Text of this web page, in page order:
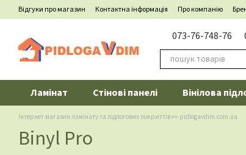
Перейти до основного контенту
Відгуки про магазин Контактна інформація Про компанію
073-76-748-76
Ламінат Стінові панелі Вінілова
Інтернет магазин ламінату та підлогових покриттів 👀 pidlogavdim.com.ua
Binyl Pro